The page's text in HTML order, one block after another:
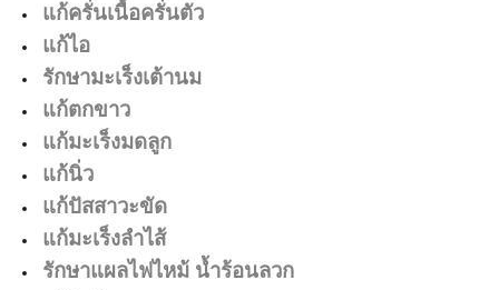
แก้ครั่นเนื้อครั่นตัว
แก้ไอ
รักษามะเร็งเต้านม
แก้ตกขาว
แก้มะเร็งมดลูก
แก้นิ่ว
แก้ปัสสาวะขัด
แก้มะเร็งลำไส้
รักษาแผลไฟไหม้ น้ำร้อนลวก